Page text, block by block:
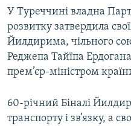
Усі сайти RFE/RL
У Туреччині владна
розвитку затвердила
Йилдирима, чільного
Реджепа Тайїпа
прем’єр-міністром
60-річний Біналі
транспорту і зв’язку, а